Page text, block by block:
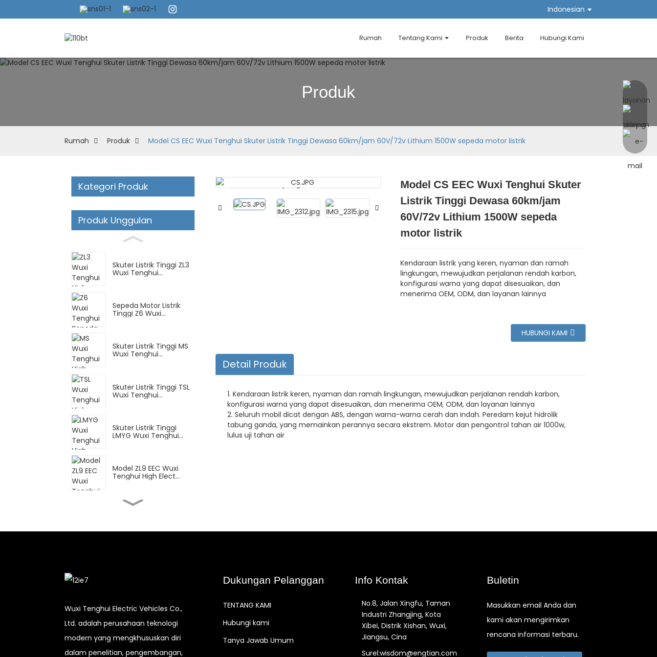
Indonesian
Rumah Tentang Kami Produk Berita Hubungi Kami
Produk
Rumah Produk Model CS EEC Wuxi Tenghui Skuter Listrik Tinggi Dewasa 60km/jam 60V/72v Lithium 1500W sepeda motor listrik
Kategori Produk
Produk Unggulan
Skuter Listrik Tinggi ZL3
Wuxi Tenghui...
Sepeda Motor Listrik
Tinggi Z6 Wuxi
Skuter Listrik Tinggi MS
Wuxi Tenghui...
Skuter Listrik Tinggi TSL
Wuxi Tenghui...
Skuter Listrik Tinggi
LMYG Wuxi Tenghui...
Model ZL9 EEC Wuxi
Tenghui High Elect...
FY Wuxi Tenghui
Sepeda Motor Listrik
Loading...
Loading... Loading...
Loading... Loading...
Loading...
Model CS EEC Wuxi Tenghui Skuter
Listrik Tinggi Dewasa 60km/jam
60V/72v Lithium 1500W sepeda
motor listrik
Kendaraan listrik yang keren, nyaman dan ramah
lingkungan, mewujudkan perjalanan rendah karbon,
konfigurasi warna yang dapat disesuaikan, dan
menerima OEM, ODM, dan layanan lainnya
HUBUNGI KAMI
Detail Produk
1. Kendaraan listrik keren, nyaman dan ramah lingkungan, mewujudkan perjalanan rendah karbon,
konfigurasi warna yang dapat disesuaikan, dan menerima OEM, ODM, dan layanan lainnya
2. Seluruh mobil dicat dengan ABS, dengan warna-warna cerah dan indah. Peredam kejut hidrolik
tabung ganda, yang memainkan perannya secara ekstrem. Motor dan pengontrol tahan air 1000w,
lulus uji tahan air
Wuxi Tenghui Electric Vehicles Co.,
Ltd. adalah perusahaan teknologi
modern yang mengkhususkan diri
dalam penelitian, pengembangan,
Dukungan Pelanggan
TENTANG KAMI
Hubungi kami
Tanya Jawab Umum
Info Kontak
No.8, Jalan Xingfu, Taman
Industri Zhangjing, Kota
Xibei, Distrik Xishan, Wuxi,
Jiangsu, Cina
Surel:wisdom@engtian.com
Buletin
Masukkan email Anda dan
kami akan mengirimkan
rencana informasi terbaru.